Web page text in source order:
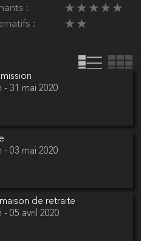
:
:
- 31 mai 2020
- 03 mai 2020
de retraite
- 05 avril 2020